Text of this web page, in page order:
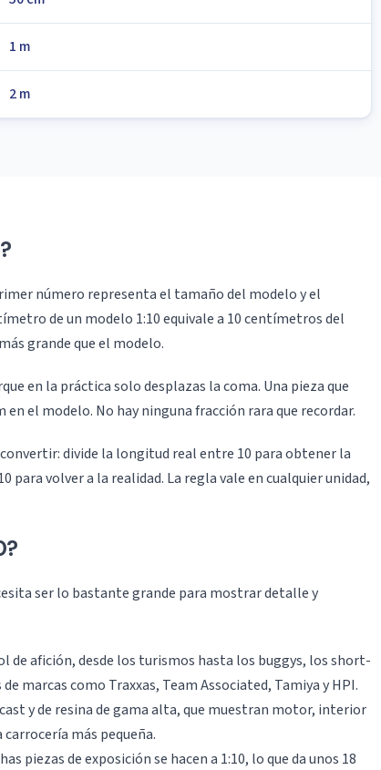
1 m
2 m
número representa el tamaño del modelo y el
de un modelo 1:10 equivale a 10 centímetros del
grande que el modelo.
en la práctica solo desplazas la coma. Una pieza que
en el modelo. No hay ninguna fracción rara que recordar.
convertir: divide la longitud real entre 10 para obtener la
volver a la realidad. La regla vale en cualquier unidad,
ser lo bastante grande para mostrar detalle y
afición, desde los turismos hasta los buggys, los short-
marcas como Traxxas, Team Associated, Tamiya y HPI.
y de resina de gama alta, que muestran motor, interior
más pequeña.
piezas de exposición se hacen a 1:10, lo que da unos 18